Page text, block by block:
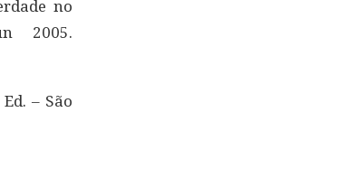
no
2005.
– São